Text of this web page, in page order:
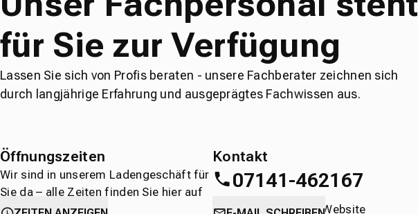
für Sie zur Verfügung
Lassen Sie sich von Profis beraten - unsere Fachberater zeichnen sich
durch langjährige Erfahrung und ausgeprägtes Fachwissen aus.
Öffnungszeiten
Wir sind in unserem Ladengeschäft für
Sie da – alle Zeiten finden Sie hier auf
einen Blick.
Kontakt
07141-462167
oderdirekt über die Website